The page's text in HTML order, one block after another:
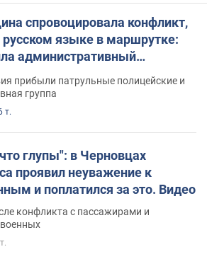
спровоцировала конфликт,
русском языке в маршрутке:
административный
прибыли патрульные полицейские и
группа
т.
глупы": в Черновцах
проявил неуважение к
и поплатился за это. Видео
конфликта с пассажирами и